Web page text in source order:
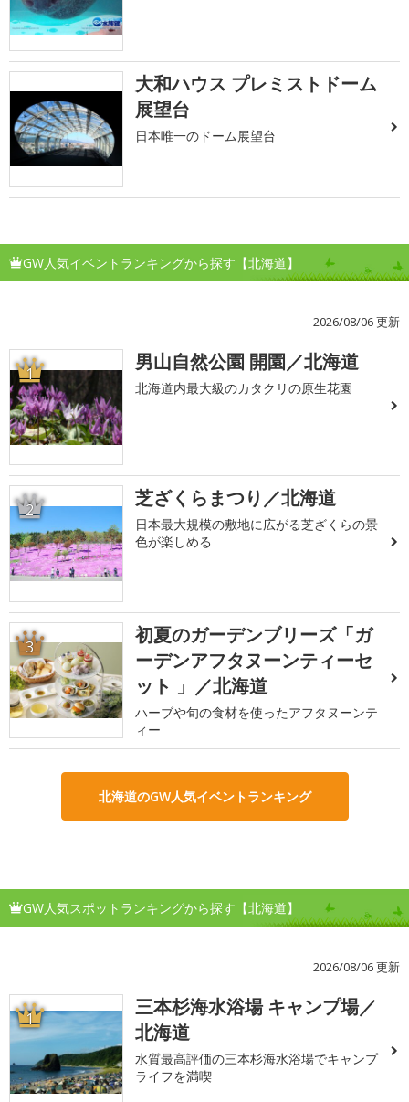
大和ハウス プレミストドーム
展望台
日本唯一のドーム展望台
GW人気イベントランキングから探す【北海道】
2026/08/06 更新
1 男山自然公園 開園／北海道
北海道内最大級のカタクリの原生花園
2 芝ざくらまつり／北海道
日本最大規模の敷地に広がる芝ざくらの景
色が楽しめる
3
初夏のガーデンブリーズ「ガ
ーデンアフタヌーンティーセ
ット 」／北海道
ハーブや旬の食材を使ったアフタヌーンテ
ィー
北海道のGW人気イベントランキング
GW人気スポットランキングから探す【北海道】
2026/08/06 更新
1
三本杉海水浴場 キャンプ場／
北海道
水質最高評価の三本杉海水浴場でキャンプ
ライフを満喫